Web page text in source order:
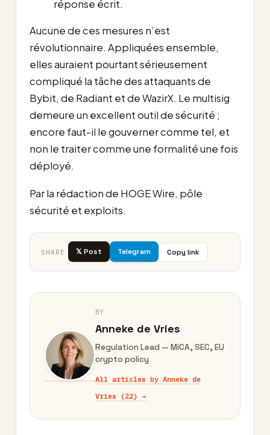
réponse écrit.
Aucune de ces mesures n’est
révolutionnaire. Appliquées ensemble,
elles auraient pourtant sérieusement
compliqué la tâche des attaquants de
Bybit, de Radiant et de WazirX. Le multisig
demeure un excellent outil de sécurité ;
encore faut-il le gouverner comme tel, et
non le traiter comme une formalité une fois
déployé.
Par la rédaction de HOGE Wire, pôle
sécurité et exploits.
SHARE 𝕏 Post Telegram Copy link
BY
Anneke de Vries
Regulation Lead — MiCA, SEC, EU
crypto policy
All articles by Anneke de
Vries (22) →